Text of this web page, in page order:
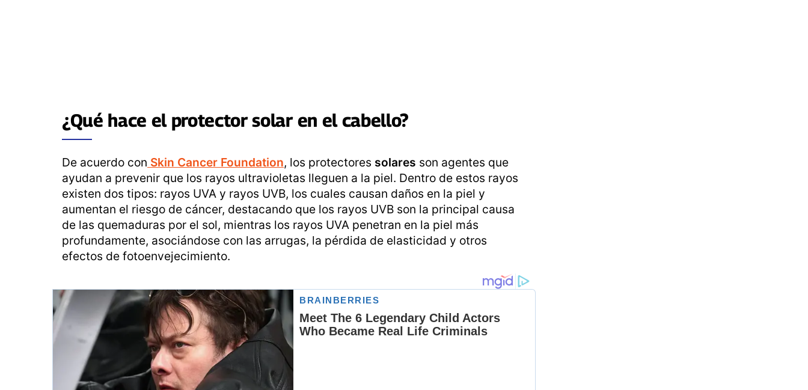
¿Qué hace el protector solaren elcabello?
De acuerdo con Skin Cancer Foundation, los protectores solares son agentes que
ayudan a prevenir que los rayos ultravioletas lleguen a la piel. Dentro de estos rayos
existen dos tipos: rayos UVA y rayos UVB, los cuales causan daños en la piel y
aumentan el riesgo de cáncer, destacando que los rayos UVB son la principal causa
de las quemaduras por el sol, mientras los rayos UVA penetran en la piel más
profundamente, asociándose con las arrugas, la pérdida de elasticidad y otros
efectos de fotoenvejecimiento.